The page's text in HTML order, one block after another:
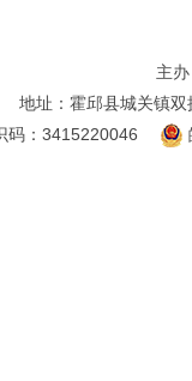
主
地址：霍邱县城关镇双
码：3415220046